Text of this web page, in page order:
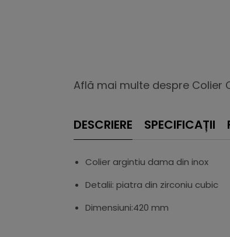
Află mai multe despre Colier
DESCRIERE SPECIFICAȚII
Colier argintiu dama din inox
Detalii: piatra din zirconiu cubic
Dimensiuni:420 mm